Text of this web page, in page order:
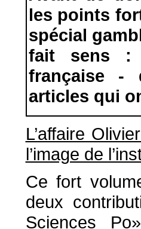
les points
spécial
fait sens :
française -
articles qui
L’affaire
l’image de
Ce fort
deux
Sciences